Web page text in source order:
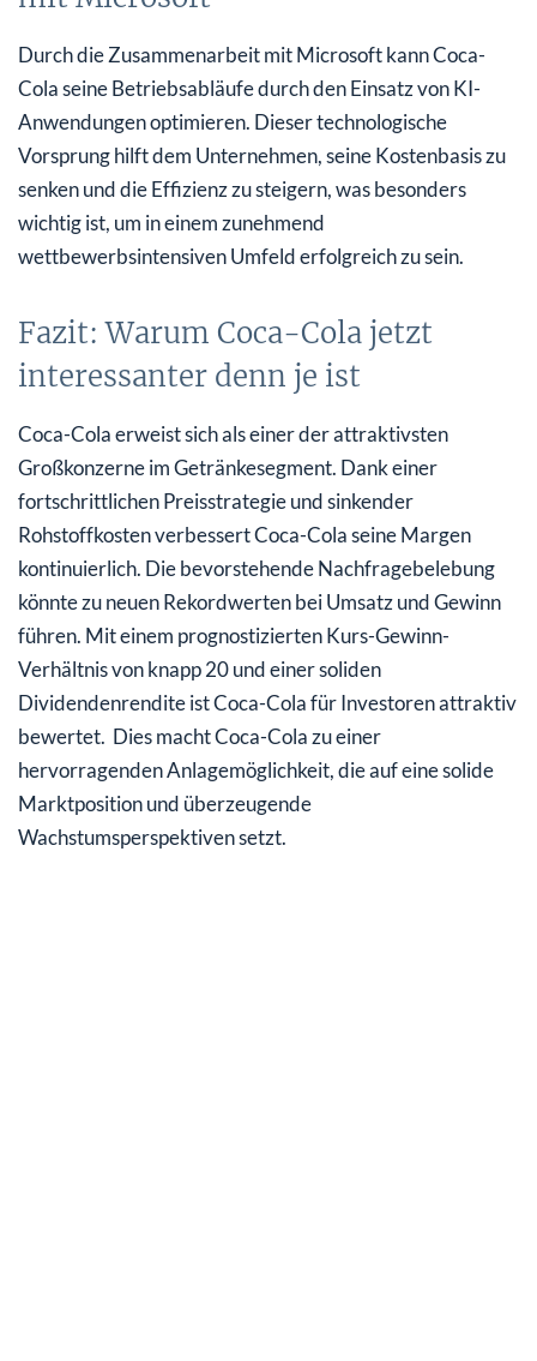
Durch die Zusammenarbeit mit Microsoft kann Coca-
Cola seine Betriebsabläufe durch den Einsatz von KI-
Anwendungen optimieren. Dieser technologische
Vorsprung hilft dem Unternehmen, seine Kostenbasis zu
senken und die Effizienz zu steigern, was besonders
wichtig ist, um in einem zunehmend
wettbewerbsintensiven Umfeld erfolgreich zu sein.
Fazit: Warum Coca-Cola jetzt
interessanter denn je ist
Coca-Cola erweist sich als einer der attraktivsten
Großkonzerne im Getränkesegment. Dank einer
fortschrittlichen Preisstrategie und sinkender
Rohstoffkosten verbessert Coca-Cola seine Margen
kontinuierlich. Die bevorstehende Nachfragebelebung
könnte zu neuen Rekordwerten bei Umsatz und Gewinn
führen. Mit einem prognostizierten Kurs-Gewinn-
Verhältnis von knapp 20 und einer soliden
Dividendenrendite ist Coca-Cola für Investoren attraktiv
bewertet. Dies macht Coca-Cola zu einer
hervorragenden Anlagemöglichkeit, die auf eine solide
Marktposition und überzeugende
Wachstumsperspektiven setzt.